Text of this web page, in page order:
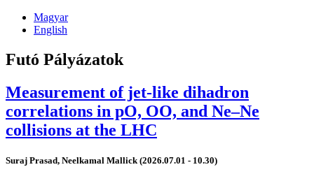
Magyar
English
Futó Pályázatok
Measurement of jet-like dihadron
correlations in pO, OO, and Ne–Ne
collisions at the LHC
Suraj Prasad, Neelkamal Mallick (2026.07.01 - 10.30)